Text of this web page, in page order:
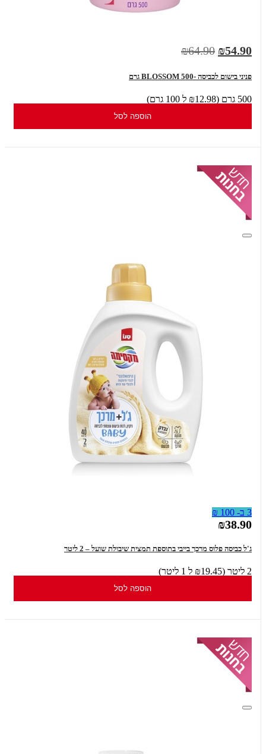
₪54.90
₪64.90
פניני בישום לכביסה -BLOSSOM 500 גרם
500 גרם (₪12.98 ל 100 גרם)
הוספה לסל
3 ב- 100 ₪
₪38.90
ג'ל כביסה פלוס מרכך בייבי בתוספת תמצית שיבולת שועל – 2 ליטר
2 ליטר (₪19.45 ל 1 ליטר)
הוספה לסל